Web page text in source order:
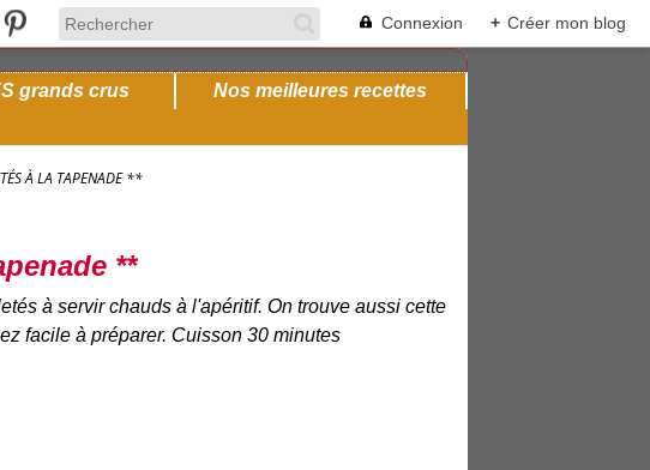
Connexion + Créer mon blog
grands crus
Nos meilleures recettes
À LA TAPENADE **
**
à servir chauds à l'apéritif. On trouve aussi cette
facile à préparer. Cuisson 30 minutes